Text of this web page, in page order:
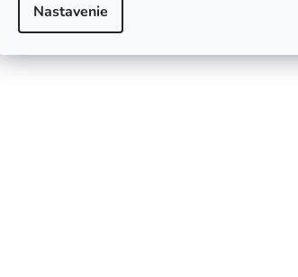
Nastavenie